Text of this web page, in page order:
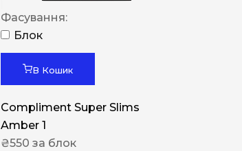
Фасування:
Блок
В Кошик
Compliment Super Slims
Amber 1
₴550 за блок